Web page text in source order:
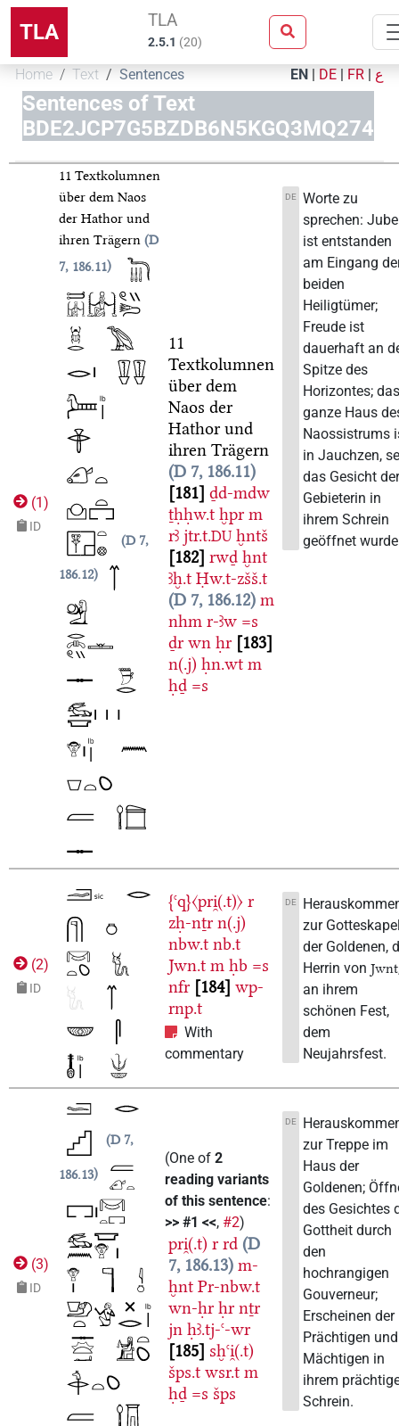
TLA TLA
2.5.1 (20)
Home Text Sentences EN | DE | FR | ع
Sentences of Text
BDE2JCP7G5BZDB6N5KGQ3MQ274
(1)
ID
11 Textkolumnen
über dem Naos
der Hathor und
ihren Trägern D
7, 186.11
D 7,
186.12
11
Textkolumnen
über dem
Naos der
Hathor und
ihren Trägern
D 7, 186.11
181 ḏd-mdw
ṯḥḥw.t ḫpr m
rꜣ jtr.t.DU ḫntš
182 rwḏ ḫnt
ꜣḫ.t Ḥw.t-zšš.t
D 7, 186.12 m
nhm r-ꜣw =s
ḏr wn ḥr 183
n(.j) ḥn.wt m
ḥḏ =s
DE
Worte zu
sprechen:
ist entstanden
am Eingang
beiden
Heiligtümer;
Freude ist
dauerhaft an
Spitze des
Horizontes;
ganze Haus
Naossistrums
in Jauchzen,
das Gesicht
Gebieterin in
ihrem Schrein
geöffnet
(2)
ID
{ꜥq}〈pri̯(.t)〉 r
zḥ-nṯr n(.j)
nbw.t nb.t
Jwn.t m ḥb =s
nfr 184 wp-
rnp.t
With
commentary
DE
zur
der Goldenen,
Herrin vonJwnt
an ihrem
schönen Fest,
dem
Neujahrsfest.
(3)
ID
D 7,
186.13
(One of 2
reading variants
of this sentence:
>> #1 <<, #2)
pri̯(.t) r rd D
7, 186.13 m-
ḫnt Pr-nbw.t
wn-ḥr ḥr nṯr
jn ḥꜣ.tj-ꜥ-wr
185 sḫꜥi̯(.t)
šps.t wsr.t m
ḥḏ =s šps
DE
zur Treppe im
Haus der
Goldenen;
des Gesichtes
Gottheit durch
den
hochrangigen
Gouverneur;
Erscheinen der
Prächtigen und
Mächtigen in
ihrem
Schrein.